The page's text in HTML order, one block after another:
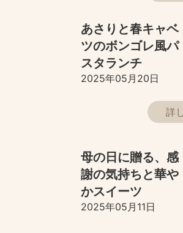
あさりと春キャベ
ツのボンゴレ風パ
スタランチ
2025年05月20日
詳
母の日に贈る、感
謝の気持ちと華や
かスイーツ
2025年05月11日